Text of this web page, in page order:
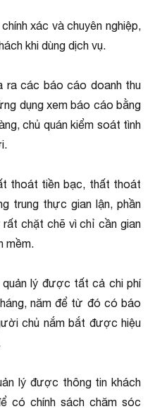
xác và chuyên nghiệp,
khi dùng dịch vụ.
ra các báo cáo doanh thu
dụng xem báo cáo bằng
chủ quán kiểm soát tình
thoát tiền bạc, thất thoát
trung thực gian lận, phần
chặt chẽ vì chỉ cần gian
mềm.
quản lý được tất cả chi phí
năm để từ đó có báo
chủ nắm bắt được hiệu
lý được thông tin khách
có chính sách chăm sóc